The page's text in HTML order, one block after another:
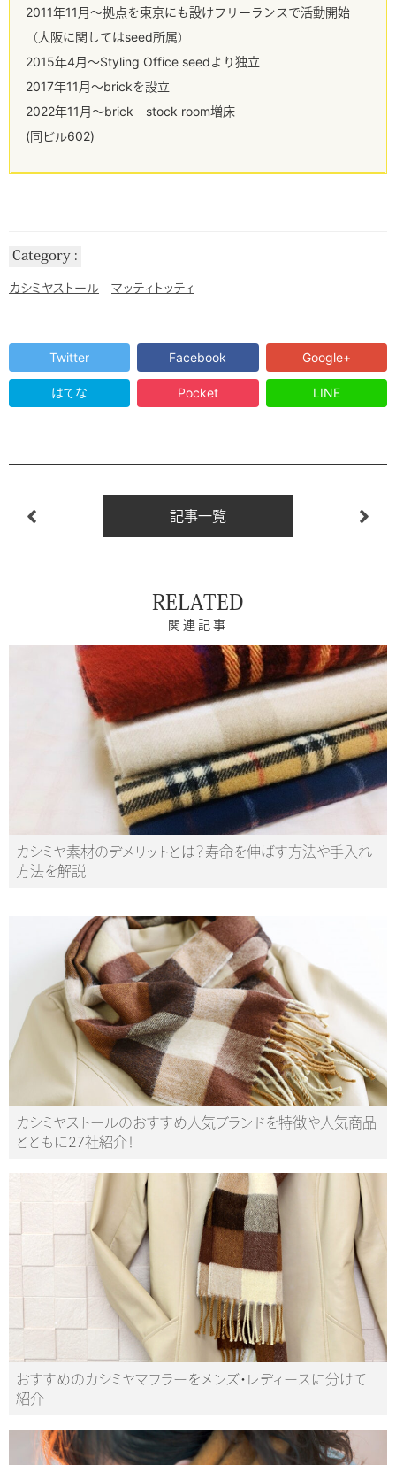
2011年11月～拠点を東京にも設けフリーランスで活動開始
（大阪に関してはseed所属）
2015年4月～Styling Office seedより独立
2017年11月～brickを設立
2022年11月～brick stock room増床
(同ビル602)
Category
カシミヤストール マッティトッティ
Twitter Facebook Google+
はてな Pocket LINE
記事一覧
RELATED
関連記事
カシミヤ素材のデメリットとは？寿命を伸ばす方法や手入れ
方法を解説
カシミヤストールのおすすめ人気ブランドを特徴や人気商品
とともに27社紹介！
おすすめのカシミヤマフラーをメンズ・レディースに分けて
紹介